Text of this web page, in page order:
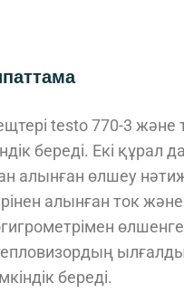
testo 770-3 және
береді. Екі құрал
алынған өлшеу
алынған ток
береді.